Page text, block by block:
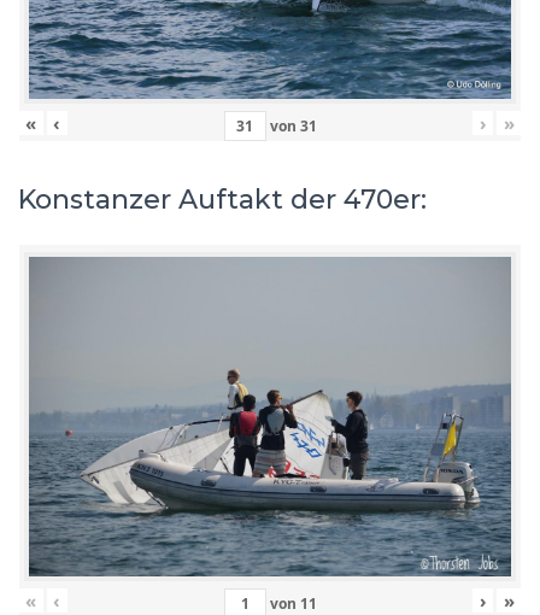
« ‹ von 31 › »
Konstanzer Auftakt der 470er:
« ‹ von 11 › »